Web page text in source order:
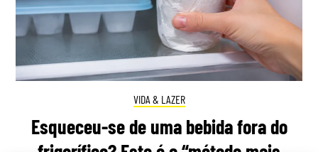
VIDA & LAZER
Esqueceu-se de uma bebida fora do